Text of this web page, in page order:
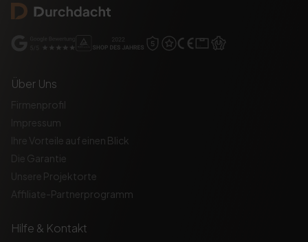
Über Uns
Firmenprofil
Impressum
Ihre Vorteile auf einen Blick
Die Garantie
Unsere Projektorte
Affiliate-Partnerprogramm
Hilfe & Kontakt